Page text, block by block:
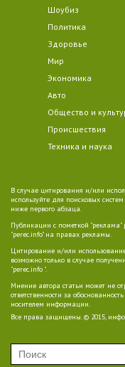
Шоубиз
Политика
Здоровье
Мир
Экономика
Авто
Общество и
Происшествия
Техника и наука
В случае цитирования и/или
используйте для поисковых
ниже первого абзаца.
Публикации с пометкой
"perec.info" на правах рекламы.
Цитирование и/или
возможно только в случае
"perec.info ".
Мнение автора статьи может не
ответственности за
носителем информации.
Все права защищены. © 2015,